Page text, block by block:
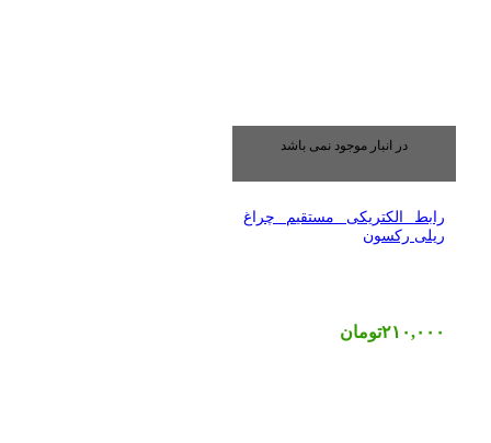
در انبار موجود نمی باشد
رابط الکتریکی مستقیم چراغ
ریلی رکسون
۲۱۰,۰۰۰تومان